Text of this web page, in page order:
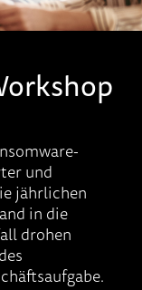
und
jährlichen
in die
drohen